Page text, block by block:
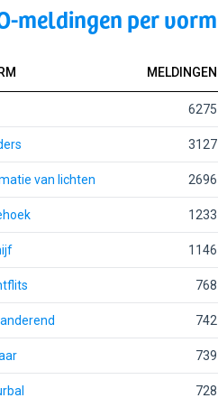
meldingen per vorm
MELDINGEN
6275
3127
van lichten 2696
1233
1146
768
742
739
728